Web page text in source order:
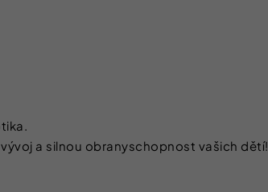
a silnou obranyschopnost vašich dětí!